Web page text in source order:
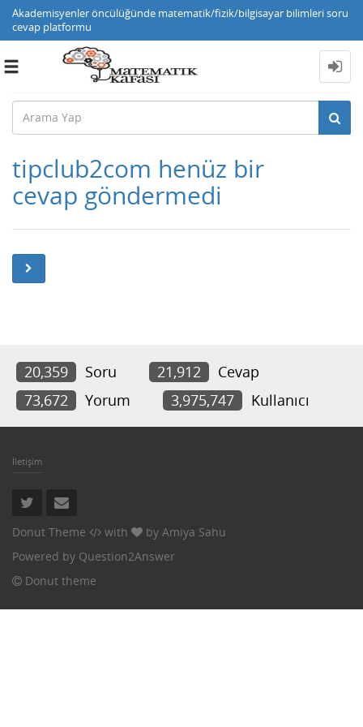
Akademisyenler öncülüğünde matematik/fizik/bilgisayar bilimleri soru
cevap platformu
Toggle
tipclub2com henüz bir
cevap göndermedi
20,359 Soru 21,912
Cevap
73,672
Yorum 3,975,747 Kullanıcı
İletişim
Donut Theme with by Amiya Sahu
Powered by Question2Answer
Donut theme